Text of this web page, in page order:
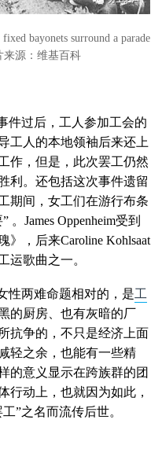
bayonets surround a parade
来源：维基百科
件过后，工人参加工会的
工人的本地领袖后来还上
作，但是，此次罢工仍然
利。还包括这次事件遗留
期间，女工们在游行布条
。James Oppenheim受到
》，后来Caroline Kohlsaat
运歌曲之一。
性两难命题相对的，是工
的厨房、也有灰暗的厂
抗争的，不只是经济上面
轻之余，也能有一些精
的意义显示在跨族群的团
行动上，也就因为如此，
”之名而流传后世。